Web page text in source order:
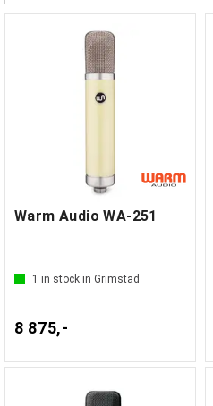
Warm Audio WA-251
1 in stock in Grimstad
8 875,-